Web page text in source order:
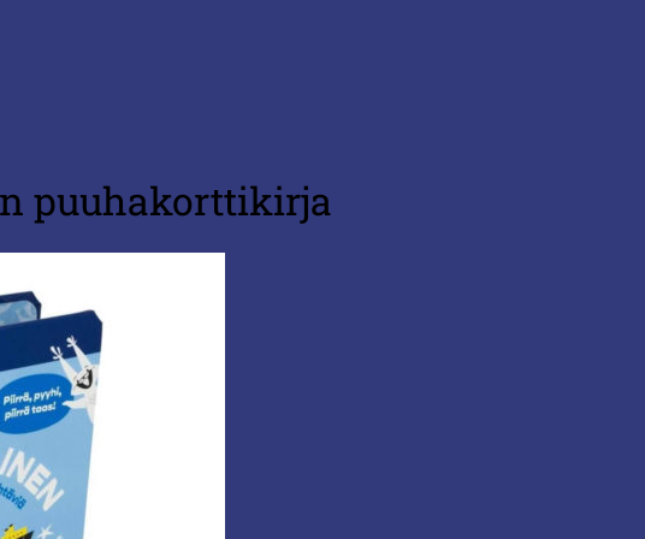
puuhakorttikirja